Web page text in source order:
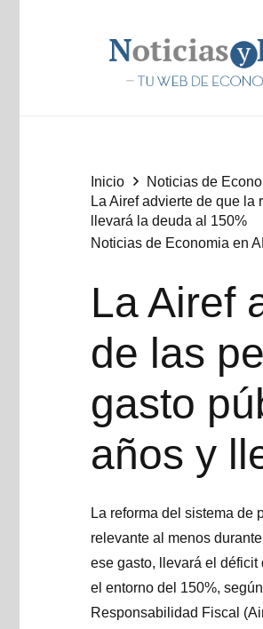
Inicio
Noticias de
La Airef advierte de que
llevará la deuda al 150%
Noticias de Economia en
La Airef
de las
gasto
años y
La reforma del sistema de
relevante al menos
ese gasto, llevará el
el entorno del 150%,
Responsabilidad Fiscal